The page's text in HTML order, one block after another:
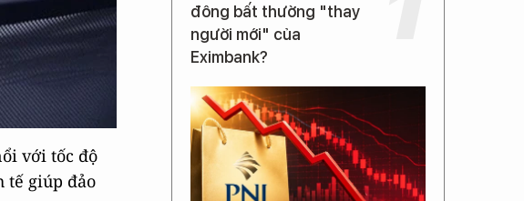
với tốc độ
tế giúp đảo
đông bất thường "thay
người mới" của
Eximbank?